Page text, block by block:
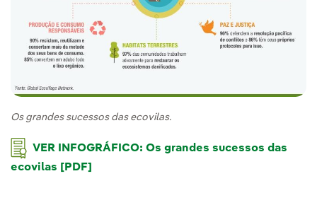
Os grandes sucessos das ecovilas.
VER INFOGRÁFICO: Os grandes sucessos das
ecovilas [PDF]